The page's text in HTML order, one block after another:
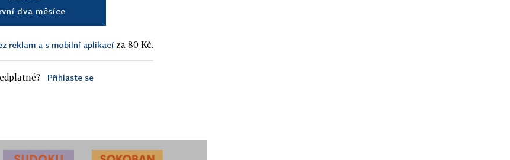
dva měsíce
reklam a s mobilní aplikací za 80 Kč.
Přihlaste se